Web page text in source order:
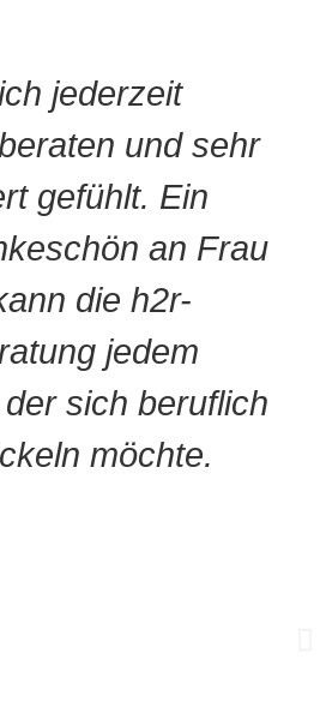
jederzeit
und sehr
gefühlt. Ein
an Frau
die h2r-
jedem
sich beruflich
möchte.